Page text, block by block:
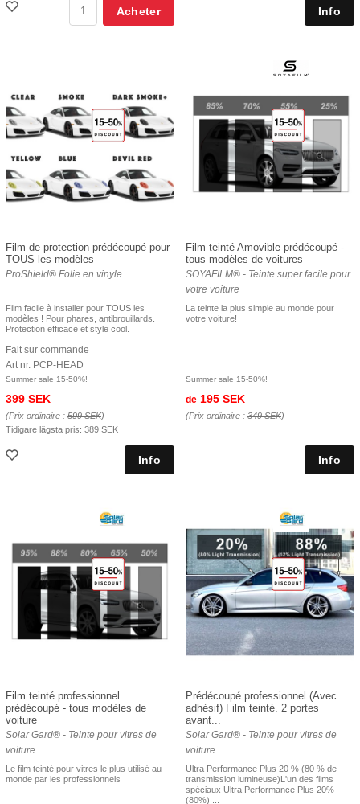
Acheter
Film de protection prédécoupé pour
TOUS les modèles
ProShield® Folie en vinyle
Film facile à installer pour TOUS les
modèles ! Pour phares, antibrouillards.
Protection efficace et style cool.
Fait sur commande
Art nr. PCP-HEAD
Summer sale 15-50%!
399 SEK
(Prix ordinaire : 599 SEK)
Tidigare lägsta pris: 389 SEK
Film teinté Amovible prédécoupé -
tous modèles de voitures
SOYAFILM® - Teinte super facile pour
votre voiture
La teinte la plus simple au monde pour
votre voiture!
Summer sale 15-50%!
de 195 SEK
(Prix ordinaire : 349 SEK)
Film teinté professionnel
prédécoupé - tous modèles de
voiture
Solar Gard® - Teinte pour vitres de
voiture
Le film teinté pour vitres le plus utilisé au
monde par les professionnels
Prédécoupé professionnel (Avec
adhésif) Film teinté. 2 portes
avant...
Solar Gard® - Teinte pour vitres de
voiture
Ultra Performance Plus 20 % (80 % de
transmission lumineuse)L'un des films
spéciaux Ultra Performance Plus 20%
(80%) ...